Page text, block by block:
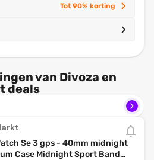
Tot 90% korting
van Divoza en
deals
Se 3 gps - 40mm midnight
Case Midnight Sport Band